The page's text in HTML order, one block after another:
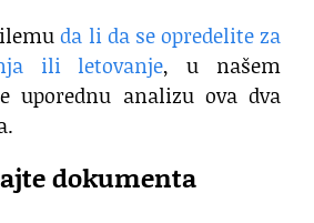
da li da se opredelite za
ili letovanje, u našem
uporednu analizu ova dva
dokumenta